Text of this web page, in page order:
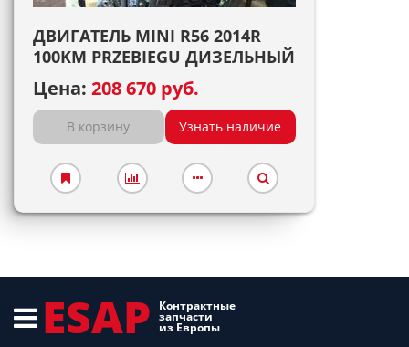
ДВИГАТЕЛЬ MINI R56 2014R
100KM PRZEBIEGU ДИЗЕЛЬНЫЙ
Цена: 208 670 руб.
В корзину Узнать наличие
ESAP Контрактные
запчасти
из Европы